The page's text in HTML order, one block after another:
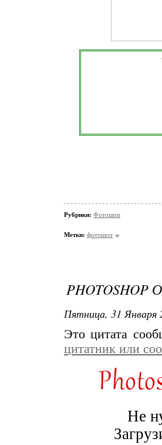
Рубрики: Фотошоп
Метки: фотошоп
Пятница, 31 Января
Это цитата
цитатник или
Не